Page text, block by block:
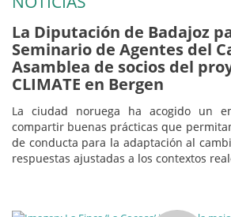
La Diputación de Badajoz
Seminario de Agentes del
Asamblea de socios del
CLIMATE en Bergen
La ciudad noruega ha acogido un
compartir buenas prácticas que
de conducta para la adaptación al
respuestas ajustadas a los contextos